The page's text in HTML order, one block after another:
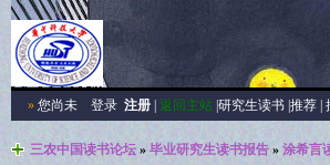
»您尚未 登录 注册| 返回主站| 研究生读书| 推荐|
三农中国读书论坛» 毕业研究生读书报告» 涂希言